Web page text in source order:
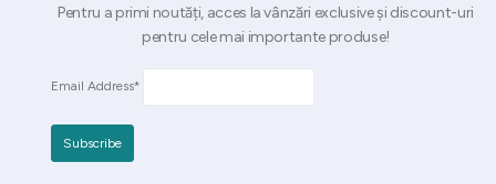
Pentru a primi noutăți, acces la vânzări exclusive și discount-uri
pentru cele mai importante produse!
Email Address*